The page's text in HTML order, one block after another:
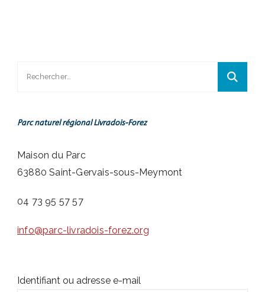
Parc naturel régional Livradois-Forez
Maison du Parc
63880 Saint-Gervais-sous-Meymont
04 73 95 57 57
info@parc-livradois-forez.org
Identifiant ou adresse e-mail